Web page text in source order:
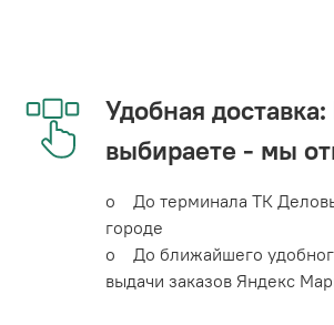
Удобная
выбираете - мы
o До терминала ТК
городе
o До ближайшего
выдачи заказов Яндекс